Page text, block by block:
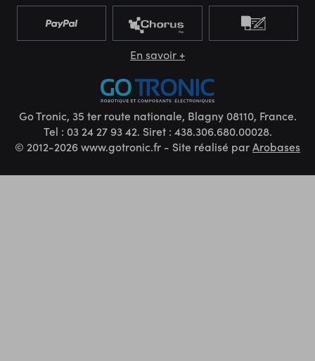
En savoir +
Go Tronic, 35 ter route nationale, Blagny 08110, France.
Tel : 03 24 27 93 42. Siret : 438.306.680.00028.
© 2012-2026 www.gotronic.fr - Site réalisé parArobases